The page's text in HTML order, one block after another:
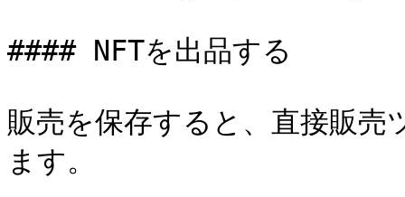
#### NFTを出品する
販売を保存すると、直接販売
ます。